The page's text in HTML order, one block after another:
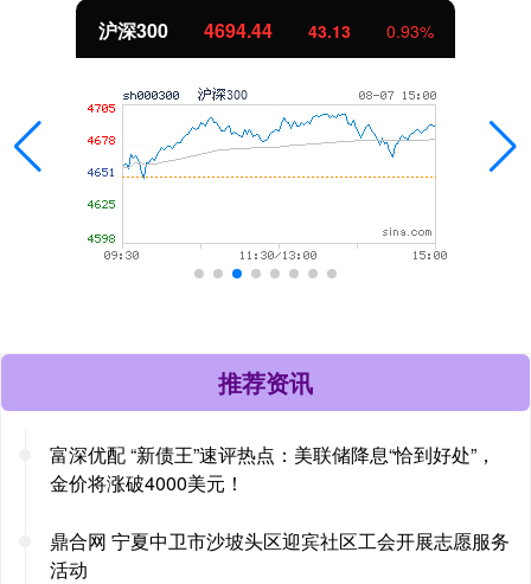
北证50 1134.24 11.37
推荐资讯
富深优配 “新债王”速评热点：美联储降息“恰到好处”，
金价将涨破4000美元！
鼎合网 宁夏中卫市沙坡头区迎宾社区工会开展志愿服务
活动